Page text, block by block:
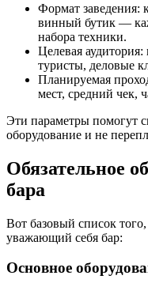
Формат заведения:
винный бутик —
набора техники.
Целевая
туристы, деловые
Планируемая
мест, средний чек,
Эти параметры помогут
оборудование и не
Обязательное
бара
Вот базовый список
уважающий себя бар:
Основное